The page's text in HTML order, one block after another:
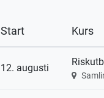
Start Kurs
12. augusti